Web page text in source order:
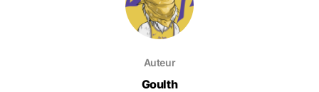
Auteur
Goulth